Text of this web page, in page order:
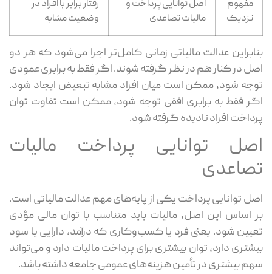
مفهوم
نزدیک
اصل توانایی پرداخت و
مالیات تصاعدی
رفتار برابر با افراد در
وضعیت مشابه
بنابراین عدالت مالیاتی زمانی کامل‌تر اجرا می‌شود که هر دو
اصل در کنار هم در نظر گرفته شوند. اگر فقط به برابری عمودی
توجه شود، ممکن است میان افراد مشابه تبعیض ایجاد شود.
اگر فقط به برابری افقی توجه شود، ممکن است تفاوت توان
پرداخت افراد نادیده گرفته شود.
اصل توانایی پرداخت مالیات
تصاعدی
اصل توانایی پرداخت یکی از پایه‌های مهم عدالت مالیاتی است.
بر اساس این اصل، مالیات باید متناسب با توان مالی مؤدی
تعیین شود. یعنی فرد یا کسب‌وکاری که درآمد، دارایی یا سود
بیشتری دارد، توان بیشتری برای پرداخت مالیات دارد و می‌تواند
سهم بیشتری در تأمین هزینه‌های عمومی جامعه داشته باشد.